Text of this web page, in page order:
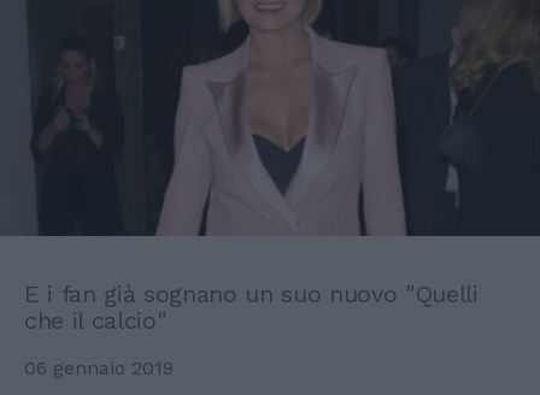
E i fan già sognano un suo nuovo "Quelli
che il calcio"
06 gennaio 2019